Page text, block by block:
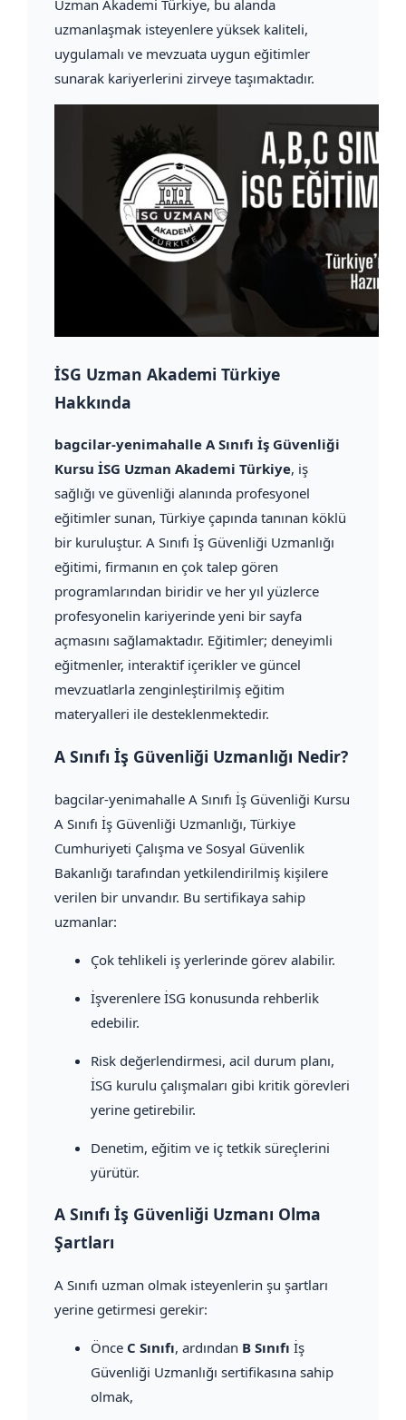
Uzman Akademi Türkiye, bu alanda
uzmanlaşmak isteyenlere yüksek kaliteli,
uygulamalı ve mevzuata uygun eğitimler
sunarak kariyerlerini zirveye taşımaktadır.
İSG Uzman Akademi Türkiye
Hakkında
bagcilar-yenimahalle A Sınıfı İş Güvenliği
Kursu İSG Uzman Akademi Türkiye, iş
sağlığı ve güvenliği alanında profesyonel
eğitimler sunan, Türkiye çapında tanınan köklü
bir kuruluştur. A Sınıfı İş Güvenliği Uzmanlığı
eğitimi, firmanın en çok talep gören
programlarından biridir ve her yıl yüzlerce
profesyonelin kariyerinde yeni bir sayfa
açmasını sağlamaktadır. Eğitimler; deneyimli
eğitmenler, interaktif içerikler ve güncel
mevzuatlarla zenginleştirilmiş eğitim
materyalleri ile desteklenmektedir.
A Sınıfı İş Güvenliği Uzmanlığı Nedir?
bagcilar-yenimahalle A Sınıfı İş Güvenliği Kursu
A Sınıfı İş Güvenliği Uzmanlığı, Türkiye
Cumhuriyeti Çalışma ve Sosyal Güvenlik
Bakanlığı tarafından yetkilendirilmiş kişilere
verilen bir unvandır. Bu sertifikaya sahip
uzmanlar:
Çok tehlikeli iş yerlerinde görev alabilir.
İşverenlere İSG konusunda rehberlik
edebilir.
Risk değerlendirmesi, acil durum planı,
İSG kurulu çalışmaları gibi kritik görevleri
yerine getirebilir.
Denetim, eğitim ve iç tetkik süreçlerini
yürütür.
A Sınıfı İş Güvenliği Uzmanı Olma
Şartları
A Sınıfı uzman olmak isteyenlerin şu şartları
yerine getirmesi gerekir:
Önce C Sınıfı, ardından B Sınıfı İş
Güvenliği Uzmanlığı sertifikasına sahip
olmak,